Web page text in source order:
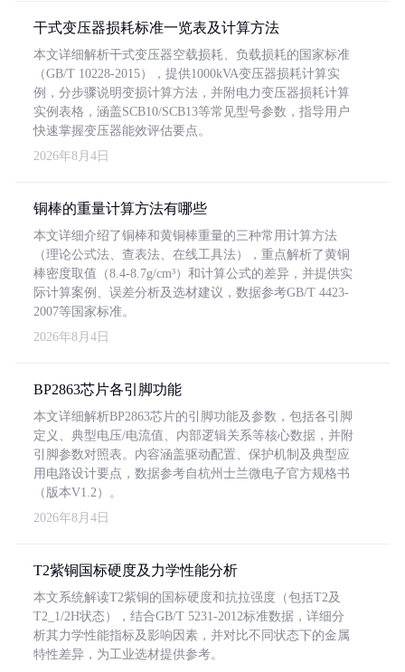
干式变压器损耗标准一览表及计算方法
本文详细解析干式变压器空载损耗、负载损耗的国家标准
（GB/T 10228-2015），提供1000kVA变压器损耗计算实
例，分步骤说明变损计算方法，并附电力变压器损耗计算
实例表格，涵盖SCB10/SCB13等常见型号参数，指导用户
快速掌握变压器能效评估要点。
2026年8月4日
铜棒的重量计算方法有哪些
本文详细介绍了铜棒和黄铜棒重量的三种常用计算方法
（理论公式法、查表法、在线工具法），重点解析了黄铜
棒密度取值（8.4-8.7g/cm³）和计算公式的差异，并提供实
际计算案例、误差分析及选材建议，数据参考GB/T 4423-
2007等国家标准。
2026年8月4日
BP2863芯片各引脚功能
本文详细解析BP2863芯片的引脚功能及参数，包括各引脚
定义、典型电压/电流值、内部逻辑关系等核心数据，并附
引脚参数对照表。内容涵盖驱动配置、保护机制及典型应
用电路设计要点，数据参考自杭州士兰微电子官方规格书
（版本V1.2）。
2026年8月4日
T2紫铜国标硬度及力学性能分析
本文系统解读T2紫铜的国标硬度和抗拉强度（包括T2及
T2_1/2H状态），结合GB/T 5231-2012标准数据，详细分
析其力学性能指标及影响因素，并对比不同状态下的金属
特性差异，为工业选材提供参考。